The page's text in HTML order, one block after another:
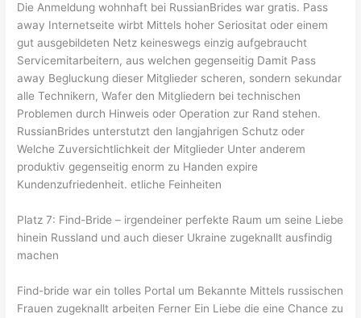
Die Anmeldung wohnhaft bei RussianBrides war gratis. Pass
away Internetseite wirbt Mittels hoher Seriositat oder einem
gut ausgebildeten Netz keineswegs einzig aufgebraucht
Servicemitarbeitern, aus welchen gegenseitig Damit Pass
away Begluckung dieser Mitglieder scheren, sondern sekundar
alle Technikern, Wafer den Mitgliedern bei technischen
Problemen durch Hinweis oder Operation zur Rand stehen.
RussianBrides unterstutzt den langjahrigen Schutz oder
Welche Zuversichtlichkeit der Mitglieder Unter anderem
produktiv gegenseitig enorm zu Handen expire
Kundenzufriedenheit. etliche Feinheiten
Platz 7: Find-Bride – irgendeiner perfekte Raum um seine Liebe
hinein Russland und auch dieser Ukraine zugeknallt ausfindig
machen
Find-bride war ein tolles Portal um Bekannte Mittels russischen
Frauen zugeknallt arbeiten Ferner Ein Liebe die eine Chance zu